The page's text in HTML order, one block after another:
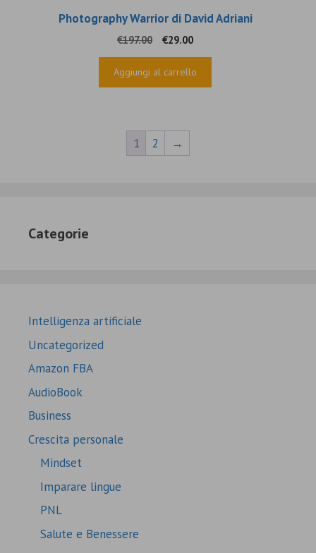
Photography Warrior di David Adriani
€197.00
Il
prezzo
originale
€29.00Il
prezzo
attuale
Aggiungi al carrello
1 2 →
Categorie
Intelligenza artificiale
Uncategorized
Amazon FBA
AudioBook
Business
Crescita personale
Mindset
Imparare lingue
PNL
Salute e Benessere